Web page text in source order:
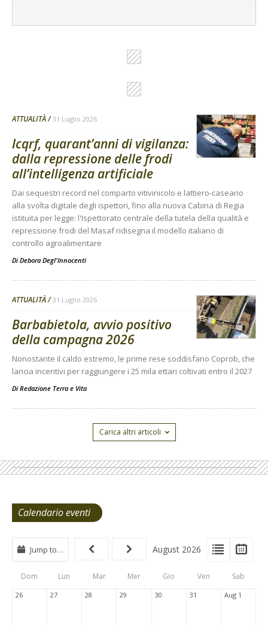
ATTUALITÀ 31 Luglio 2026
Icqrf, quarant’anni di vigilanza:
dalla repressione delle frodi
all’intelligenza artificiale
Dai sequestri record nel comparto vitivinicolo e lattiero-caseario
alla svolta digitale degli ispettori, fino alla nuova Cabina di Regia
istituita per legge: l'Ispettorato centrale della tutela della qualità e
repressione frodi del Masaf ridisegna il modello italiano di
controllo agroalimentare
Di Debora Degl'Innocenti
ATTUALITÀ 31 Luglio 2026
Barbabietola, avvio positivo
della campagna 2026
Nonostante il caldo estremo, le prime rese soddisfano Coprob, che
lancia incentivi per raggiungere i 25 mila ettari coltivati entro il 2027
Di Redazione Terra e Vita
Carica altri articoli
Calendario eventi
View
Type
Tabs
View
List
Jump to… August 2026
Dom Lun Mar Mer Gio Ven Sab
26 27 28 29 30 31 Aug 1